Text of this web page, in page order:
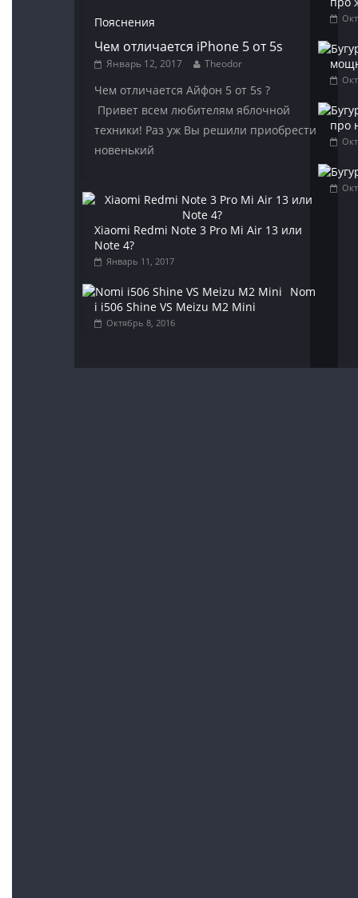
Пояснения
Чем отличается iPhone 5 от 5s
Январь 12, 2017 Theodor
Чем отличается Айфон 5 от 5s ?
Привет всем любителям яблочной
техники! Раз уж Вы решили приобрести
новенький
Xiaomi Redmi Note 3 Pro Mi Air 13 или
Note 4?
Январь 11, 2017
Nom
i i506 Shine VS Meizu M2 Mini
Октябрь 8, 2016
про